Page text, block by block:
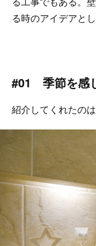
る時のアイデアと
#01 季節を感
紹介してくれたの